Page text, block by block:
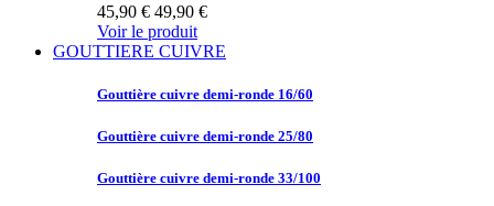
45,90 € 49,90 €
Voir le produit
GOUTTIERE CUIVRE
Gouttière cuivre demi-ronde 16/60
Gouttière cuivre demi-ronde 25/80
Gouttière cuivre demi-ronde 33/100